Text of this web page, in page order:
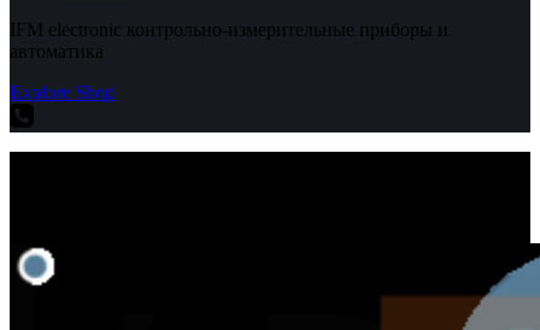
IFM electronic контрольно-измерительные приборы и
автоматика
Explore Shop